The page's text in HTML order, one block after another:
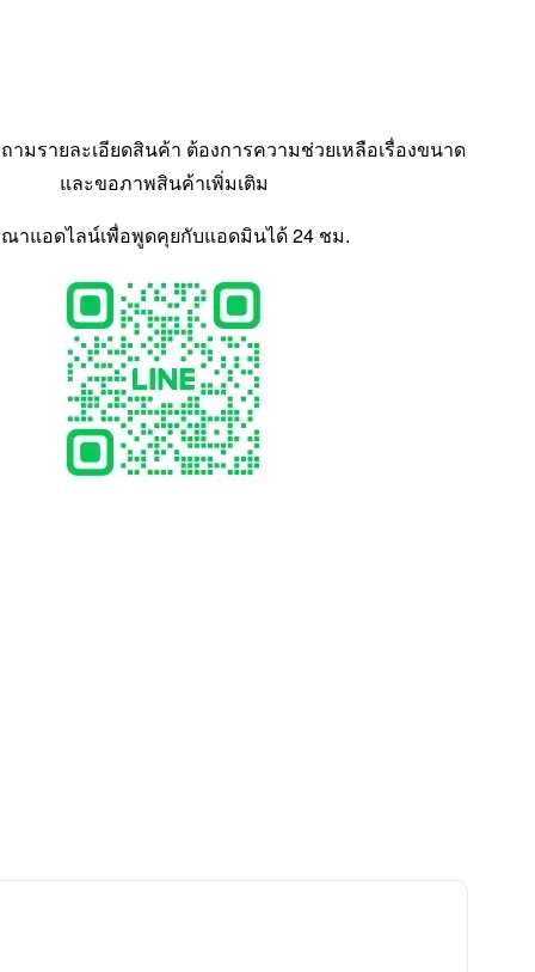
ามรายละเอียดสินค้า ต้องการความช่วยเหลือเรื่องขนาด
และขอภาพสินค้าเพิ่มเติม
าแอดไลน์เพื่อพูดคุยกับแอดมินได้ 24 ชม.